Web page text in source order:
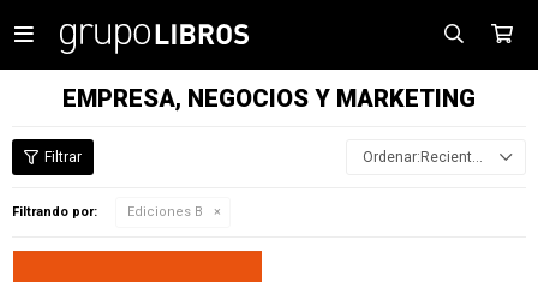

EMPRESA, NEGOCIOS Y MARKETING
Recientes
Filtrando por: Ediciones B